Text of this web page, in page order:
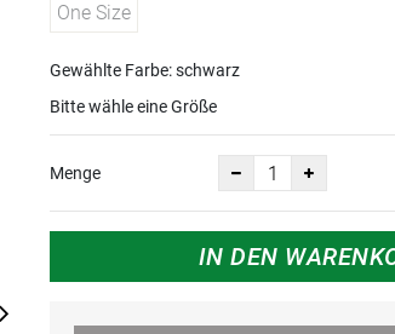
One Size
Gewählte Farbe: schwarz
Bitte wähle eine Größe
Menge
IN DEN